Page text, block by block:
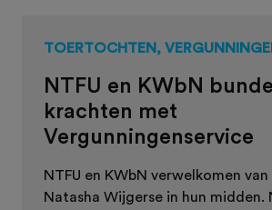
TOERTOCHTEN,
NTFU en KWbN
krachten met
Vergunningenservice
NTFU en KWbN verwelkomen
Natasha Wijgerse in hun midden.